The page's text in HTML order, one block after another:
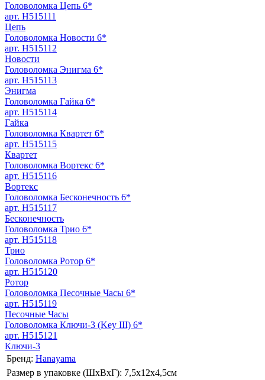
Головоломка Цепь 6*
арт. H515111
Цепь
Головоломка Новости 6*
арт. H515112
Новости
Головоломка Энигма 6*
арт. H515113
Энигма
Головоломка Гайка 6*
арт. H515114
Гайка
Головоломка Квартет 6*
арт. H515115
Квартет
Головоломка Вортекс 6*
арт. H515116
Вортекс
Головоломка Бесконечность 6*
арт. H515117
Бесконечность
Головоломка Трио 6*
арт. H515118
Трио
Головоломка Ротор 6*
арт. H515120
Ротор
Головоломка Песочные Часы 6*
арт. H515119
Песочные Часы
Головоломка Ключи-3 (Key III) 6*
арт. H515121
Ключи-3
Бренд: Hanayama
Размер в упаковке (ШхВxГ): 7,5х12х4,5cм